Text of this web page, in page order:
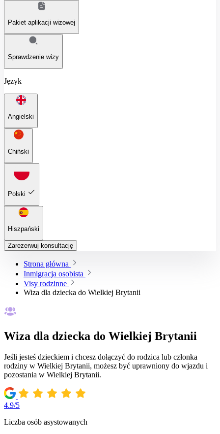
Pakiet aplikacji wizowej
Sprawdzenie wizy
Język
Angielski
Chiński
Polski
Hiszpański
Zarezerwuj konsultację
Strona główna
Inmigracja osobista
Visy rodzinne
Wiza dla dziecka do Wielkiej Brytanii
Wiza dla dziecka do Wielkiej Brytanii
Jeśli jesteś dzieckiem i chcesz dołączyć do rodzica lub członka
rodziny w Wielkiej Brytanii, możesz być uprawniony do wjazdu i
pozostania w Wielkiej Brytanii.
4.9/5
Liczba osób asystowanych